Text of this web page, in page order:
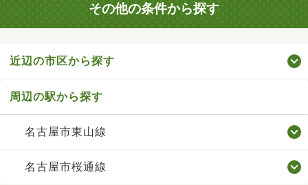
その他の条件から探す
近辺の市区から探す
周辺の駅から探す
名古屋市東山線
名古屋市桜通線